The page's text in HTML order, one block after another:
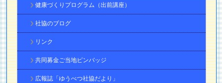
健康づくりプログラム（出前講座）
社協のブログ
リンク
共同募金ご当地ピンバッジ
広報誌「ゆうべつ社協だより」